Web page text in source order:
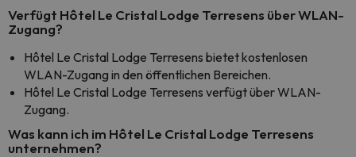
Verfügt Hôtel Le Cristal Lodge Terresens über WLAN-
Zugang?
Hôtel Le Cristal Lodge Terresens bietet kostenlosen
WLAN-Zugang in den öffentlichen Bereichen.
Hôtel Le Cristal Lodge Terresens verfügt über WLAN-
Zugang.
Was kann ich im Hôtel Le Cristal Lodge Terresens
unternehmen?